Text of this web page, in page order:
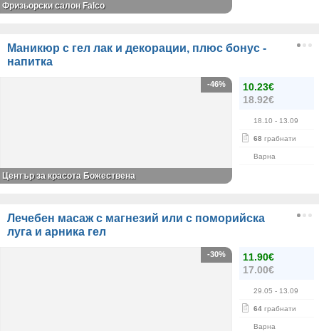
Фризьорски салон Falco
Маникюр с гел лак и декорации, плюс бонус -
напитка
10.23€
18.92€
18.10 - 13.09
68 грабнати
Варна
-46%
Център за красота Божествена
Лечебен масаж с магнезий или с поморийска
луга и арника гел
11.90€
17.00€
29.05 - 13.09
64 грабнати
Варна
-30%